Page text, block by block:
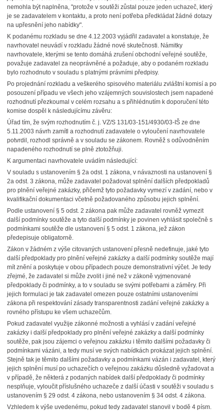
nemohla být naplněna, "protože v soutěži zůstal pouze jeden uchazeč, který
je se zadavatelem v kontaktu, a proto není potřeba předkládat žádné dotazy
na upřesnění jeho nabídky".
K podanému rozkladu se dne 4.12.2003 vyjádřil zadavatel a konstatuje, že
navrhovatel neuvádí v rozkladu žádné nové skutečnosti. Námitky
navrhovatele, kterými se tento domáhá zrušení obchodní veřejné soutěže,
považuje zadavatel za neoprávněné a požaduje, aby o podaném rozkladu
bylo rozhodnuto v souladu s platnými právními předpisy.
Po projednání rozkladu a veškerého spisového materiálu zvláštní komisí a po
posouzení případu ve všech jeho vzájemných souvislostech jsem napadené
rozhodnutí přezkoumal v celém rozsahu a s přihlédnutím k doporučení této
komise dospěl k následujícímu závěru:
Úřad tím, že svým rozhodnutím č. j. VZ/S 131/03-151/4930/03-IŠ ze dne
5.11.2003 návrh zamítl a rozhodnutí zadavatele o vyloučení navrhovatele
potvrdil, rozhodl správně a v souladu se zákonem. Rovněž s odůvodněním
napadeného rozhodnutí se plně ztotožňuji.
K argumentaci navrhovatele uvádím následující:
V souladu s ustanovením § 2a odst. 1 zákona, v návaznosti na ustanovení §
2a odst. 3 zákona, může zadavatel požadovat splnění dalších předpokladů
pro plnění veřejné zakázky, přičemž tyto požadavky vymezí v zadání, nebo v
kvalifikační dokumentaci včetně požadovaného způsobu jejich splnění.
Podle ustanovení § 5 odst. 2 zákona pak může zadavatel rovněž vymezit
další podmínky soutěže a tyto další podmínky je povinen vyhlásit společně s
podmínkami soutěže dle ustanovení § 5 odst. 1 zákona, jež zákon
předepisuje obligatorně.
Zákon v žádném z výše citovaných ustanovení přesně nedefinuje, jaké tyto
další předpoklady pro plnění veřejné zakázky a další podmínky soutěže mají
mít znění a poskytuje v obou případech pouze demonstrativní výčet. Je tedy
zřejmé, že zadavatel si může zvolit i jiné než v zákoně vyjmenované
předpoklady či podmínky, a to v souladu se svými potřebami a záměry. Při
jejich formulaci je tak zadavatel omezen pouze ostatními ustanoveními
zákona při respektování zásady transparentnosti zadání veřejné zakázky a
rovného přístupu ke všem uchazečům.
Pokud zadavatel využije zákonné možnosti a vyhlásí v zadání veřejné
zakázky i další předpoklady pro plnění veřejné zakázky a další podmínky
soutěže, pak jsou zájemci o veřejnou zakázku i těmito dalšími požadavky či
podmínkami vázáni, a tedy musí ve svých nabídkách prokázat jejich splnění.
Stejně tak je těmito dalšími požadavky a podmínkami vázán i zadavatel, který
jejich splnění musí po uchazečích o veřejnou zakázku důsledně vyžadovat a
v případě, že některá z podaných nabídek další předpoklady či podmínky
nesplňuje, vyloučit příslušného uchazeče z další účasti v soutěži v souladu s
ustanovením § 29 odst. 4 zákona, nebo ustanovením § 34 odst. 4 zákona.
Vzhledem k výše uvedenému, pokud tedy zadavatel stanovil v bodě 4 písm.